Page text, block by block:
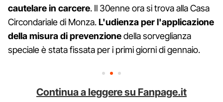
cautelare in carcere. Il 30enne ora si trova alla Casa
Circondariale di Monza.L'udienza per l'applicazione
della misura di prevenzionedella sorveglianza
speciale è stata fissata per i primi giorni di gennaio.
Continua a leggere su Fanpage.it